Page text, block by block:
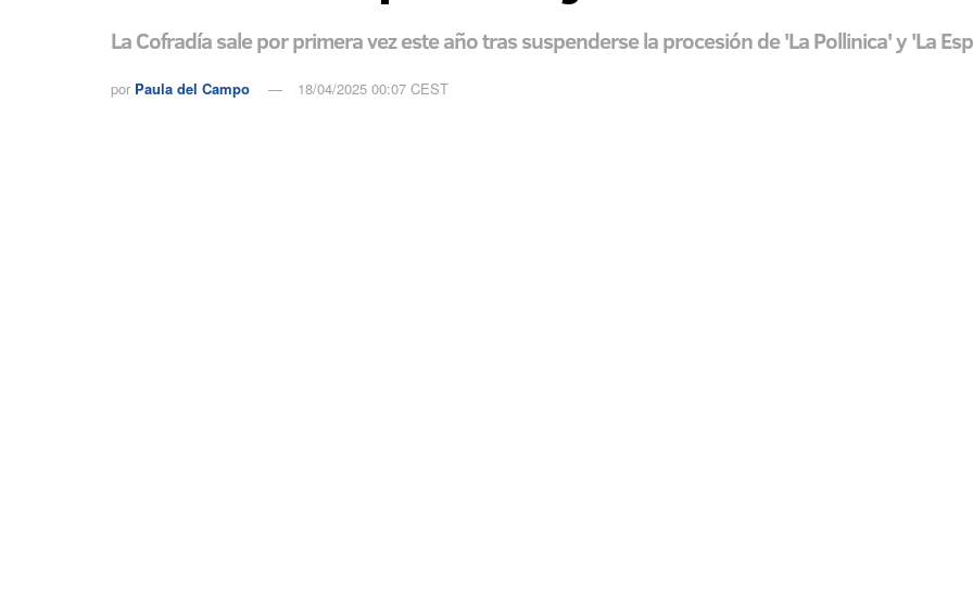
La Cofradía sale por primera vez este año tras suspenderse la procesión de 'La Pollinica' y 'La
por Paula del Campo 18/04/2025 00:07 CEST